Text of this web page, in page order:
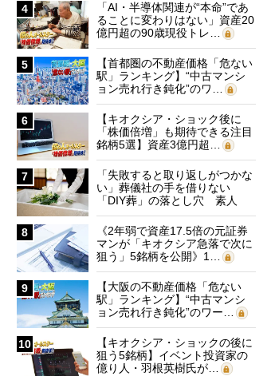
4
「AI・半導体関連が“本命”であ
ることに変わりはない」資産20
億円超の90歳現役トレ…
5
【首都圏の不動産価格「危ない
駅」ランキング】“中古マンシ
ョン売れ行き鈍化”のワ…
6
【キオクシア・ショック後に
「株価倍増」も期待できる注目
銘柄5選】資産3億円超…
7
「失敗すると取り返しがつかな
い」葬儀社の手を借りない
「DIY葬」の落とし穴 素人
に…
8
《2年弱で資産17.5倍の元証券
マンが「キオクシア急落で次に
狙う」5銘柄を公開》1…
9
【大阪の不動産価格「危ない
駅」ランキング】“中古マンシ
ョン売れ行き鈍化”のワー…
10
【キオクシア・ショックの後に
狙う5銘柄】イベント投資家の
億り人・羽根英樹氏が…